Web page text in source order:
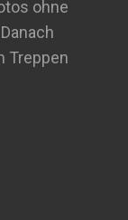
ohne
Treppen